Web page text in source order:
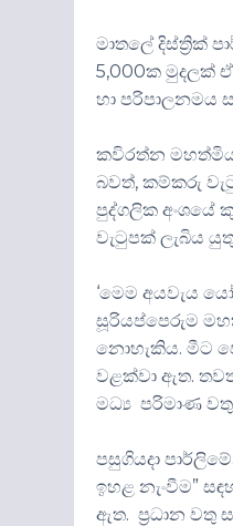
මාතලේ
5,000ක මුදලක්
හා පරිපාලනමය
කවිරත්න
බවත්, කම්කරු
පුද්ගලික අංශයේ
වැටුපක් ලැබිය
‘මෙම අයවැය
සූරියප්පෙරුම
නොහැකිය. මීට
වළක්වා ඇත.
මධ්‍ය පරිමාණ
පසුගියදා
ඉහළ නැංවීම”
ඇත. ප්‍රධාන වතු